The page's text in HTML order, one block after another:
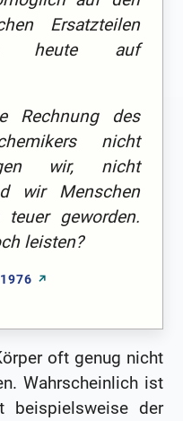
Ersatzteilen
heute auf
Rechnung des
nicht
wir, nicht
wir Menschen
geworden.
leisten?
oft genug nicht
Wahrscheinlich ist
der